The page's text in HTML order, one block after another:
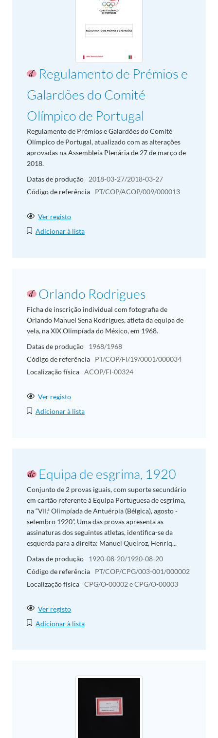
Regulamento de Prémios e
Galardões do Comité
Olímpico de Portugal
Regulamento de Prémios e Galardões do Comité
Olímpico de Portugal, atualizado com as alterações
aprovadas na Assembleia Plenária de 27 de março de
2018.
Datas de produção
2018-03-27/2018-03-27
Código de referência
PT/COP/ACOP/009/000013
Ver registo
Adicionar à lista
Orlando Rodrigues
Ficha de inscrição individual com fotografia de
Orlando Manuel Sena Rodrigues, atleta da equipa de
vela, na XIX Olimpíada do México, em 1968.
Datas de produção
1968/1968
Código de referência
PT/COP/FI/19/0001/000034
Localização física ACOP/FI-00324
Ver registo
Adicionar à lista
Equipa de esgrima, 1920
Conjunto de 2 provas iguais, com suporte secundário
em cartão referente à Equipa Portuguesa de esgrima,
na “VII.ª Olimpíada de Antuérpia (Bélgica), agosto -
setembro 1920”. Uma das provas apresenta as
assinaturas dos seguintes atletas, identifica-se da
esquerda para a direita: Manuel Queiroz, Henriq...
Datas de produção
1920-08-20/1920-08-20
Código de referência
PT/COP/CPG/003-001/000002
Localização física CPG/O-00002 e CPG/O-00003
Ver registo
Adicionar à lista